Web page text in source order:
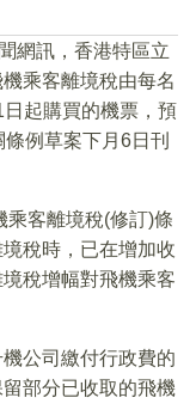
網訊，香港特區立
乘客離境稅由每名
起購買的機票，預
例草案下月6日刊
客離境稅(修訂)條
稅時，已在增加收
稅增幅對飛機乘客
公司繳付行政費的
部分已收取的飛機